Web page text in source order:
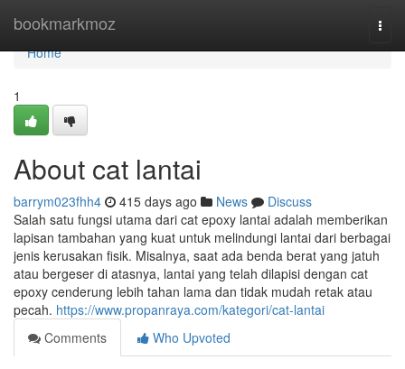
bookmarkmoz
Home
Home
1
About cat lantai
barrym023fhh4 415 days ago News
Discuss
Salah satu fungsi utama dari cat epoxy lantai adalah memberikan
lapisan tambahan yang kuat untuk melindungi lantai dari berbagai
jenis kerusakan fisik. Misalnya, saat ada benda berat yang jatuh
atau bergeser di atasnya, lantai yang telah dilapisi dengan cat
epoxy cenderung lebih tahan lama dan tidak mudah retak atau
pecah. https://www.propanraya.com/kategori/cat-lantai
Comments
Who Upvoted